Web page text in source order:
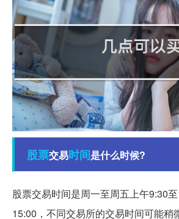
股票交易时间是什么时候?
股票交易时间是周一至周五上午9:30
15:00，不同交易所的交易时间可能稍